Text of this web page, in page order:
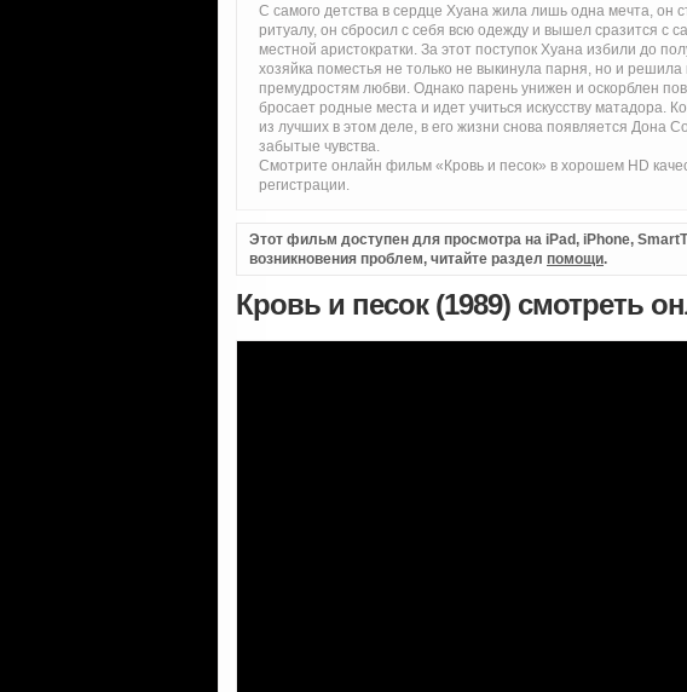
С самого детства в сердце Хуана жила лишь одна мечта, он
ритуалу, он сбросил с себя всю одежду и вышел сразится с
местной аристократки. За этот поступок Хуана избили до
хозяйка поместья не только не выкинула парня, но и
премудростям любви. Однако парень унижен и оскорблен
бросает родные места и идет учиться искусству матадора.
из лучших в этом деле, в его жизни снова появляется Дона
забытые чувства.
Смотрите онлайн фильм «Кровь и песок» в хорошем HD
регистрации.
Этот фильм доступен для просмотра на iPad, iPhone,
возникновения проблем, читайте раздел помощи.
Кровь и песок (1989) смотреть